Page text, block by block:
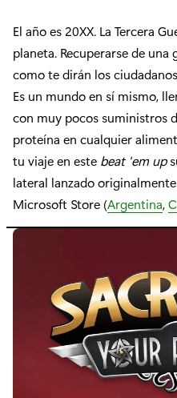
El año es 20XX. La Tercera
planeta. Recuperarse de
como te dirán los
Es un mundo en sí mismo,
con muy pocos suministros
proteína en cualquier
tu viaje en este beat 'em up
lateral lanzado
Microsoft Store (Argentina,